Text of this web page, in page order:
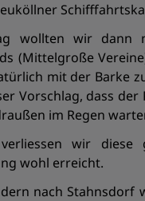
wollten wir dann
(Mittelgroße
mit der Barke
Vorschlag, dass
im Regen
wir
wohl erreicht.
nach Stahnsdorf